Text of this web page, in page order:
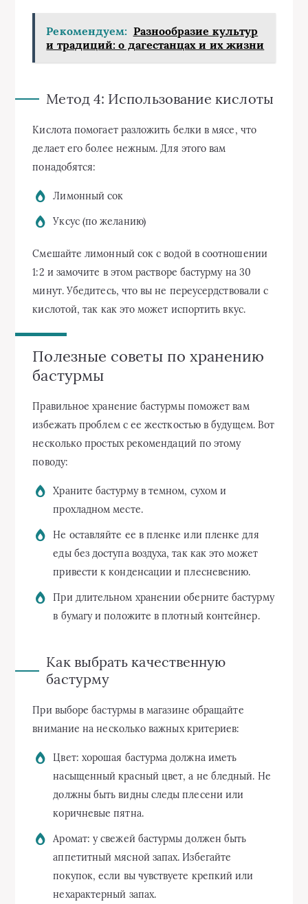
Рекомендуем: Разнообразие культур
и традиций: о дагестанцах и их жизни
Метод 4: Использование кислоты
Кислота помогает разложить белки в мясе, что
делает его более нежным. Для этого вам
понадобятся:
Лимонный сок
Уксус (по желанию)
Смешайте лимонный сок с водой в соотношении
1:2 и замочите в этом растворе бастурму на 30
минут. Убедитесь, что вы не переусердствовали с
кислотой, так как это может испортить вкус.
Полезные советы по хранению
бастурмы
Правильное хранение бастурмы поможет вам
избежать проблем с ее жесткостью в будущем. Вот
несколько простых рекомендаций по этому
поводу:
Храните бастурму в темном, сухом и
прохладном месте.
Не оставляйте ее в пленке или пленке для
еды без доступа воздуха, так как это может
привести к конденсации и плесневению.
При длительном хранении оберните бастурму
в бумагу и положите в плотный контейнер.
Как выбрать качественную
бастурму
При выборе бастурмы в магазине обращайте
внимание на несколько важных критериев:
Цвет: хорошая бастурма должна иметь
насыщенный красный цвет, а не бледный. Не
должны быть видны следы плесени или
коричневые пятна.
Аромат: у свежей бастурмы должен быть
аппетитный мясной запах. Избегайте
покупок, если вы чувствуете крепкий или
нехарактерный запах.